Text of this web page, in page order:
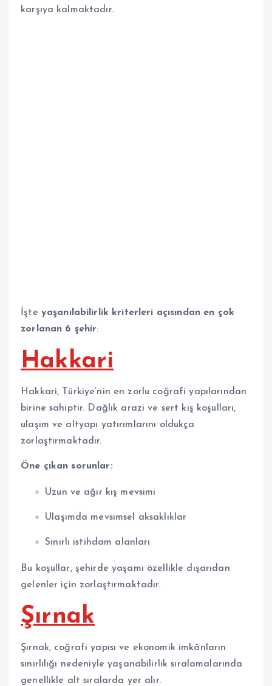
karşıya kalmaktadır.
İşte yaşanılabilirlik kriterleri açısından en çok
zorlanan 6 şehir:
Hakkari
Hakkari, Türkiye’nin en zorlu coğrafi yapılarından
birine sahiptir. Dağlık arazi ve sert kış koşulları,
ulaşım ve altyapı yatırımlarını oldukça
zorlaştırmaktadır.
Öne çıkan sorunlar:
Uzun ve ağır kış mevsimi
Ulaşımda mevsimsel aksaklıklar
Sınırlı istihdam alanları
Bu koşullar, şehirde yaşamı özellikle dışarıdan
gelenler için zorlaştırmaktadır.
Şırnak
Şırnak, coğrafi yapısı ve ekonomik imkânların
sınırlılığı nedeniyle yaşanabilirlik sıralamalarında
genellikle alt sıralarda yer alır.